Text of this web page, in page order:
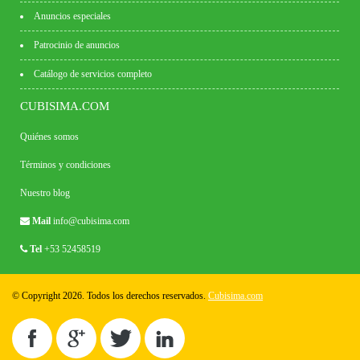
Anuncios especiales
Patrocinio de anuncios
Catálogo de servicios completo
CUBISIMA.COM
Quiénes somos
Términos y condiciones
Nuestro blog
Mail info@cubisima.com
Tel +53 52458519
© Copyright 2026. Todos los derechos reservados. Cubisima.com